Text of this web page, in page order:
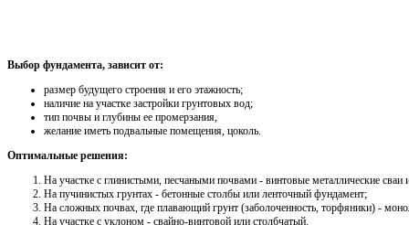
Выбор фундамента, зависит от:
размер будущего строения и его этажность;
наличие на участке застройки грунтовых вод;
тип почвы и глубины ее промерзания,
желание иметь подвальные помещения, цоколь.
Оптимальные решения:
На участке с глинистыми, песчаными почвами - винтовые металлические
На пучинистых грунтах - бетонные столбы или ленточный фундамент;
На сложных почвах, где плавающий грунт (заболоченность, торфяники) -
На участке с уклоном - свайно-винтовой или столбчатый.